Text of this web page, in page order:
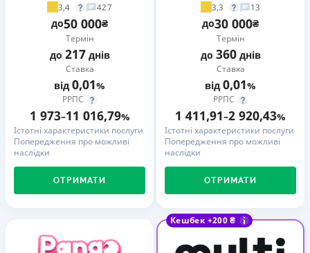
3,4 427
до50 000₴
Термін
до 217днів
Ставка
від 0,01%
РРПС
1 973–11 016,79%
Істотні характеристики послуги
Попередження про можливі
наслідки
ОТРИМАТИ
3,3 13
до30 000₴
Термін
до 360днів
Ставка
від 0,01%
РРПС
1 411,91–2 920,43%
Істотні характеристики послуги
Попередження про можливі
наслідки
ОТРИМАТИ
Кешбек +200 ₴